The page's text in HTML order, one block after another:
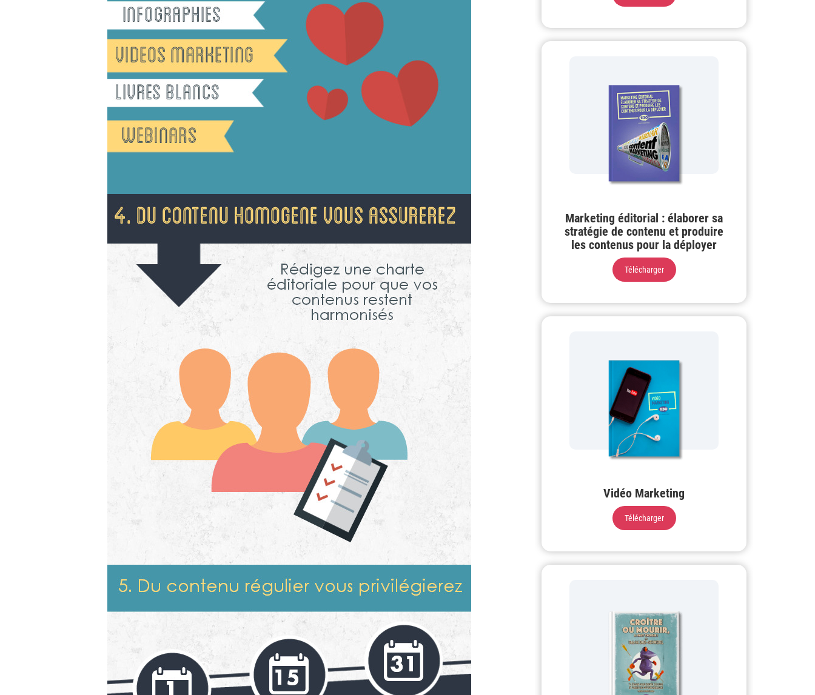
Marketing éditorial : élaborer sa
stratégie de contenu et produire
les contenus pour la déployer
Télécharger
Vidéo Marketing
Télécharger